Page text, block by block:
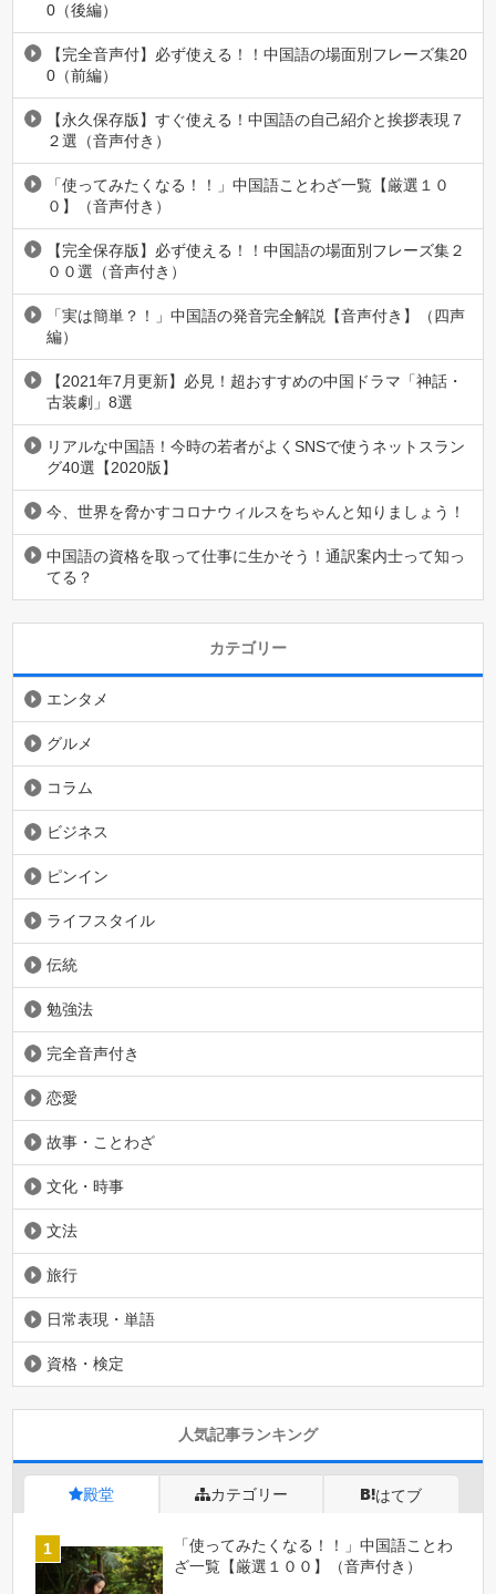
0（後編）
【完全音声付】必ず使える！！中国語の場面別フレーズ集20
0（前編）
【永久保存版】すぐ使える！中国語の自己紹介と挨拶表現７
２選（音声付き）
「使ってみたくなる！！」中国語ことわざ一覧【厳選１０
０】（音声付き）
【完全保存版】必ず使える！！中国語の場面別フレーズ集２
００選（音声付き）
「実は簡単？！」中国語の発音完全解説【音声付き】（四声
編）
【2021年7月更新】必見！超おすすめの中国ドラマ「神話・
古装劇」8選
リアルな中国語！今時の若者がよくSNSで使うネットスラン
グ40選【2020版】
今、世界を脅かすコロナウィルスをちゃんと知りましょう！
中国語の資格を取って仕事に生かそう！通訳案内士って知っ
てる？
カテゴリー
エンタメ
グルメ
コラム
ビジネス
ピンイン
ライフスタイル
伝統
勉強法
完全音声付き
恋愛
故事・ことわざ
文化・時事
文法
旅行
日常表現・単語
資格・検定
人気記事ランキング
殿堂 カテゴリー はてブ
「使ってみたくなる！！」中国語ことわ
ざ一覧【厳選１００】（音声付き）